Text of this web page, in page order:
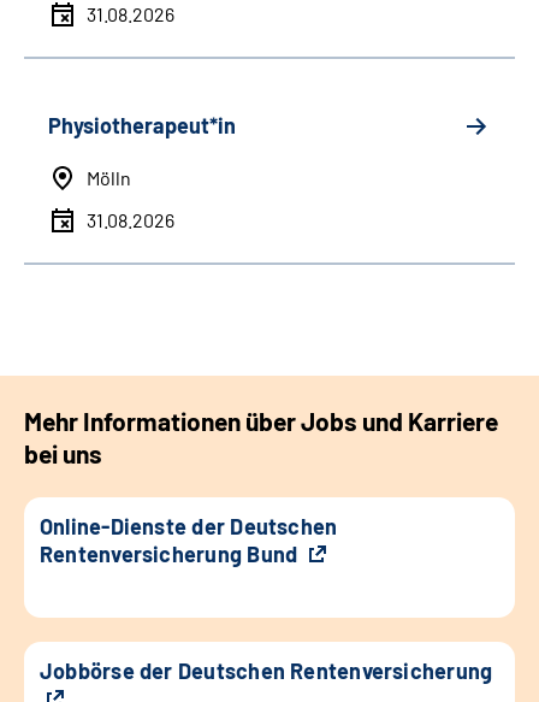
31.08.2026
Physiotherapeut*in
Mölln
31.08.2026
Mehr Informationen über Jobs und Karriere
bei uns
Online-Dienste der Deutschen
Rentenversicherung Bund
Jobbörse der Deutschen Rentenversicherung